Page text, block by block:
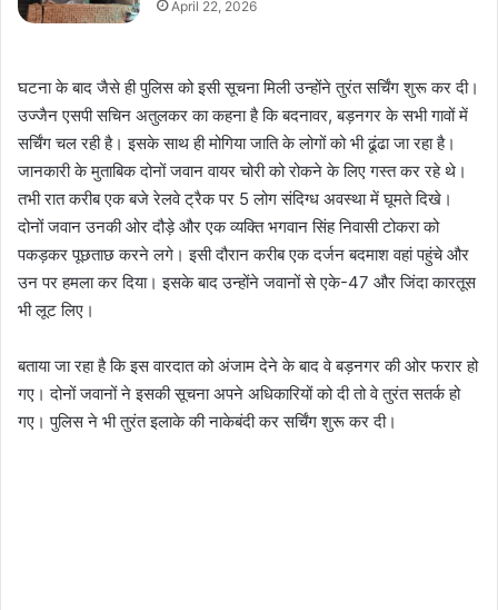
April 22, 2026
घटना के बाद जैसे ही पुलिस को इसी सूचना मिली उन्होंने तुरंत सर्चिंग शुरू कर दी।
उज्जैन एसपी सचिन अतुलकर का कहना है कि बदनावर, बड़नगर के सभी गावों में
सर्चिंग चल रही है। इसके साथ ही मोगिया जाति के लोगों को भी ढूंढा जा रहा है।
जानकारी के मुताबिक दोनों जवान वायर चोरी को रोकने के लिए गस्त कर रहे थे।
तभी रात करीब एक बजे रेलवे ट्रैक पर 5 लोग संदिग्ध अवस्था में घूमते दिखे।
दोनों जवान उनकी ओर दौड़े और एक व्यक्ति भगवान सिंह निवासी टोकरा को
पकड़कर पूछताछ करने लगे। इसी दौरान करीब एक दर्जन बदमाश वहां पहुंचे और
उन पर हमला कर दिया। इसके बाद उन्होंने जवानों से एके-47 और जिंदा कारतूस
भी लूट लिए।
बताया जा रहा है कि इस वारदात को अंजाम देने के बाद वे बड़नगर की ओर फरार हो
गए। दोनों जवानों ने इसकी सूचना अपने अधिकारियों को दी तो वे तुरंत सतर्क हो
गए। पुलिस ने भी तुरंत इलाके की नाकेबंदी कर सर्चिंग शुरू कर दी।